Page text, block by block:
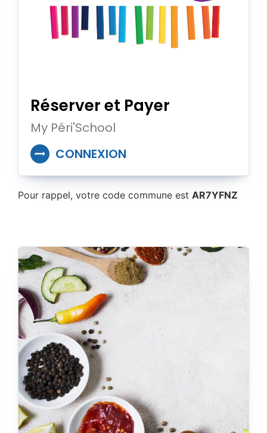
Réserver et Payer
My Péri'School
CONNEXION
Pour rappel, votre code commune est AR7YFNZ